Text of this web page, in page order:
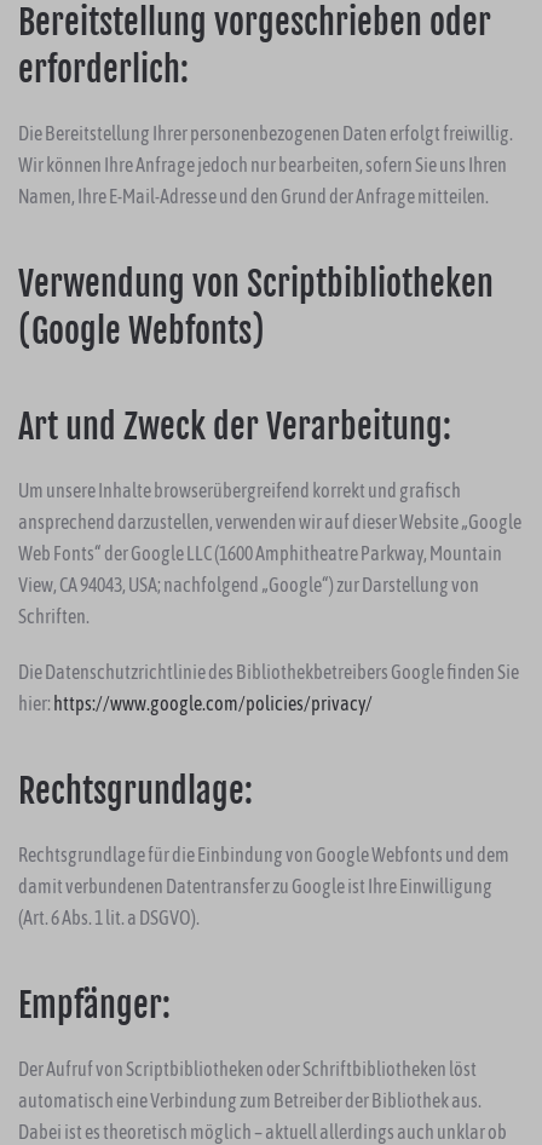
Bereitstellung vorgeschrieben oder
erforderlich:
Die Bereitstellung Ihrer personenbezogenen Daten erfolgt freiwillig.
Wir können Ihre Anfrage jedoch nur bearbeiten, sofern Sie uns Ihren
Namen, Ihre E-Mail-Adresse und den Grund der Anfrage mitteilen.
Verwendung von Scriptbibliotheken
(Google Webfonts)
Art und Zweck der Verarbeitung:
Um unsere Inhalte browserübergreifend korrekt und grafisch
ansprechend darzustellen, verwenden wir auf dieser Website „Google
Web Fonts“ der Google LLC (1600 Amphitheatre Parkway, Mountain
View, CA 94043, USA; nachfolgend „Google“) zur Darstellung von
Schriften.
Die Datenschutzrichtlinie des Bibliothekbetreibers Google finden Sie
hier: https://www.google.com/policies/privacy/
Rechtsgrundlage:
Rechtsgrundlage für die Einbindung von Google Webfonts und dem
damit verbundenen Datentransfer zu Google ist Ihre Einwilligung
(Art. 6 Abs. 1 lit. a DSGVO).
Empfänger:
Der Aufruf von Scriptbibliotheken oder Schriftbibliotheken löst
automatisch eine Verbindung zum Betreiber der Bibliothek aus.
Dabei ist es theoretisch möglich – aktuell allerdings auch unklar ob